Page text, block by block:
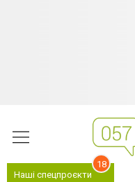
Наші спецпроєкти
18